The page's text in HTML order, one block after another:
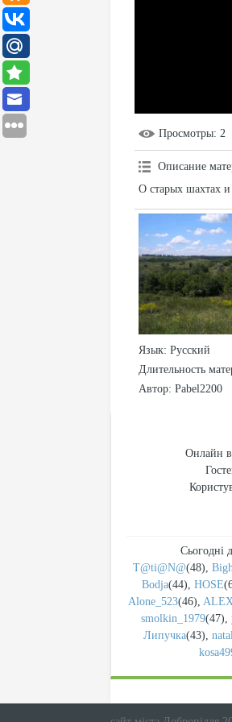
Просмотры: 2
Описание
О старых шахтах и
Язык: Русский
Длительность
Автор: Pabel2200
Онлайн
Сьогодні
T@ti@N@(48),
Bodja(44), HOSE
Alone_523(46),
smolkin_1979(47),
Липучка(43),